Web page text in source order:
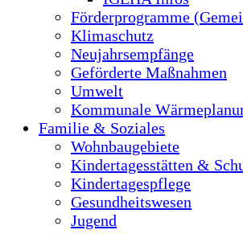
Förderprogramme
Klimaschutz
Neujahrsempfänge
Geförderte Maßnahmen
Umwelt
Kommunale
Familie & Soziales
Wohnbaugebiete
Kindertagesstätten &
Kindertagespflege
Gesundheitswesen
Jugend